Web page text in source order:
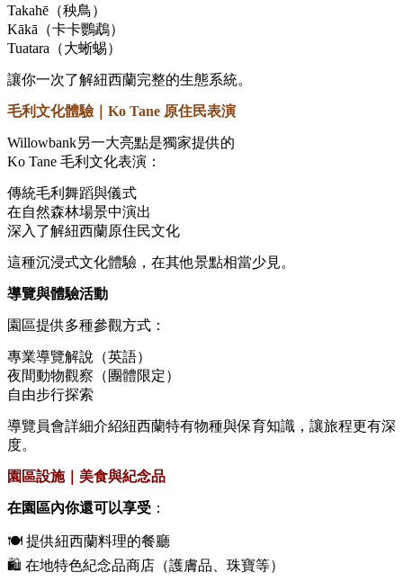
Takahē（秧鳥）
Kākā（卡卡鸚鵡）
Tuatara（大蜥蜴）
讓你一次了解紐西蘭完整的生態系統。
毛利文化體驗｜Ko Tane 原住民表演
Willowbank另一大亮點是獨家提供的
Ko Tane 毛利文化表演：
傳統毛利舞蹈與儀式
在自然森林場景中演出
深入了解紐西蘭原住民文化
這種沉浸式文化體驗，在其他景點相當少見。
導覽與體驗活動
園區提供多種參觀方式：
專業導覽解說（英語）
夜間動物觀察（團體限定）
自由步行探索
導覽員會詳細介紹紐西蘭特有物種與保育知識，讓旅程更有深
度。
園區設施｜美食與紀念品
在園區內你還可以享受 ：
🍽️ 提供紐西蘭料理的餐廳
🛍️ 在地特色紀念品商店（護膚品、珠寶等）